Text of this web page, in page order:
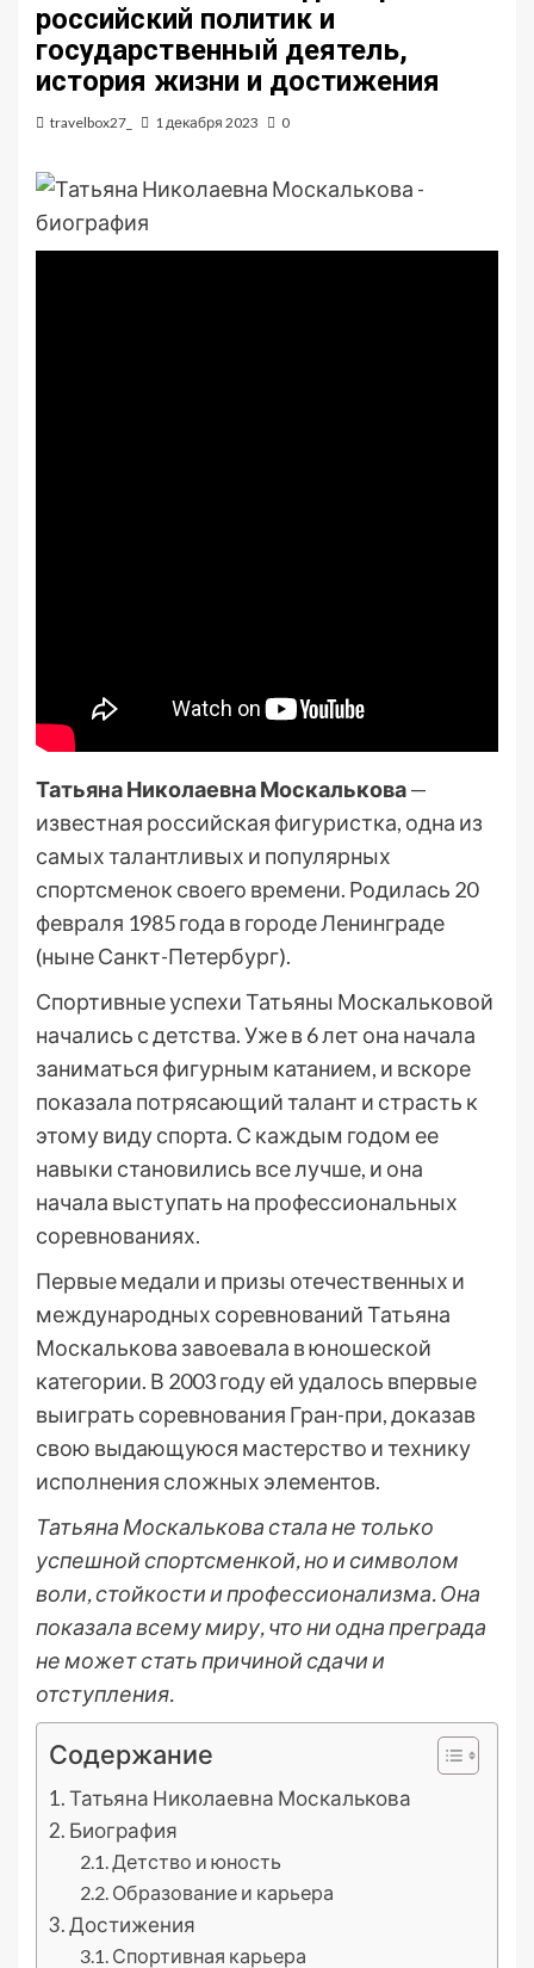
российский политик и
государственный деятель,
история жизни и достижения
travelbox27_ 1 декабря 2023 0
Татьяна Николаевна Москалькова—
известная российская фигуристка, одна из
самых талантливых и популярных
спортсменок своего времени. Родилась 20
февраля 1985 года в городе Ленинграде
(ныне Санкт-Петербург).
Спортивные успехи Татьяны Москальковой
начались с детства. Уже в 6 лет она начала
заниматься фигурным катанием, и вскоре
показала потрясающий талант и страсть к
этому виду спорта. С каждым годом ее
навыки становились все лучше, и она
начала выступать на профессиональных
соревнованиях.
Первые медали и призы отечественных и
международных соревнований Татьяна
Москалькова завоевала в юношеской
категории. В 2003 году ей удалось впервые
выиграть соревнования Гран-при, доказав
свою выдающуюся мастерство и технику
исполнения сложных элементов.
Татьяна Москалькова стала не только
успешной спортсменкой, но и символом
воли, стойкости и профессионализма. Она
показала всему миру, что ни одна преграда
не может стать причиной сдачи и
отступления.
Содержание
Татьяна Николаевна Москалькова
Биография
Детство и юность
Образование и карьера
Достижения
Спортивная карьера